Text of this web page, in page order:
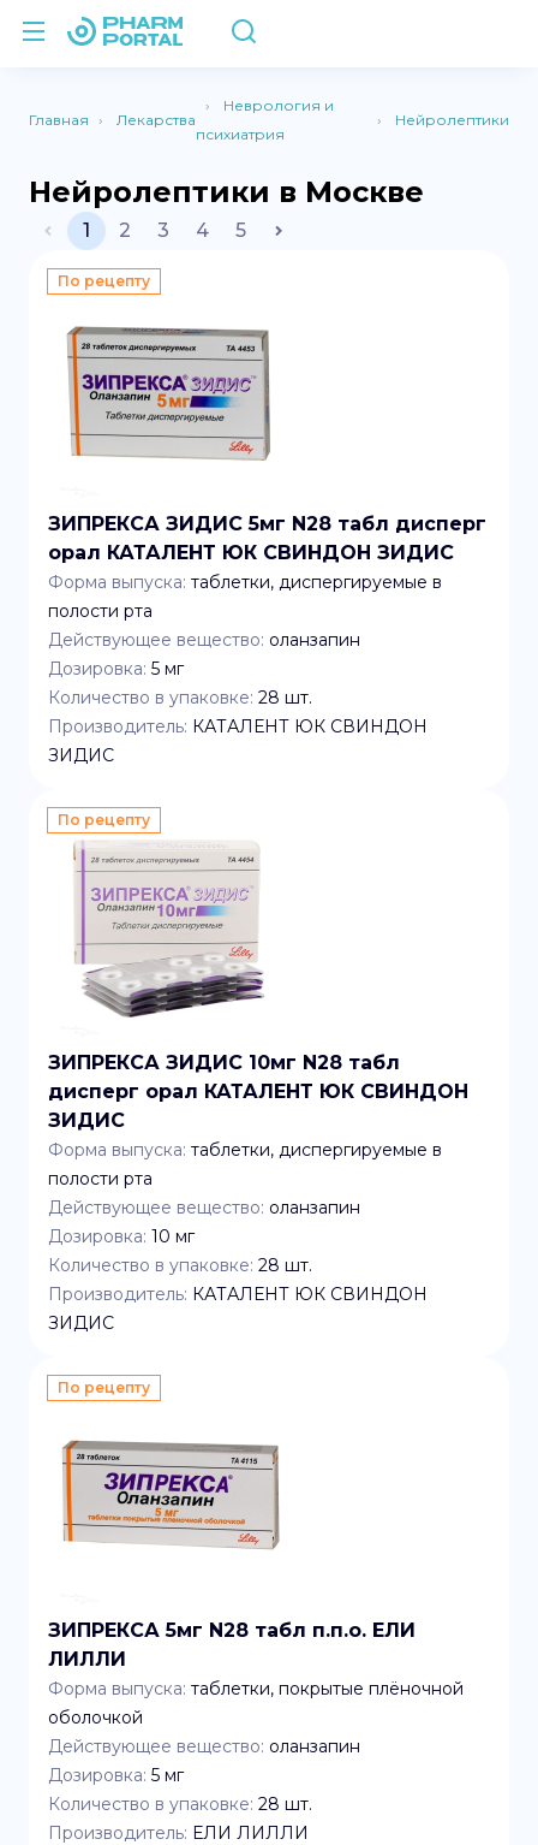
Главная Лекарства
Неврология и
психиатрия
Нейролептики
Нейролептики в Москве
1 2 3 4 5
По рецепту
ЗИПРЕКСА ЗИДИС 5мг N28 табл дисперг
орал КАТАЛЕНТ ЮК СВИНДОН ЗИДИС
Форма выпуска: таблетки, диспергируемые в
полости рта
Действующее вещество: оланзапин
Дозировка: 5 мг
Количество в упаковке: 28 шт.
Производитель: КАТАЛЕНТ ЮК СВИНДОН
ЗИДИС
По рецепту
ЗИПРЕКСА ЗИДИС 10мг N28 табл
дисперг орал КАТАЛЕНТ ЮК СВИНДОН
ЗИДИС
Форма выпуска: таблетки, диспергируемые в
полости рта
Действующее вещество: оланзапин
Дозировка: 10 мг
Количество в упаковке: 28 шт.
Производитель: КАТАЛЕНТ ЮК СВИНДОН
ЗИДИС
По рецепту
ЗИПРЕКСА 5мг N28 табл п.п.о. ЕЛИ
ЛИЛЛИ
Форма выпуска: таблетки, покрытые плёночной
оболочкой
Действующее вещество: оланзапин
Дозировка: 5 мг
Количество в упаковке: 28 шт.
Производитель: ЕЛИ ЛИЛЛИ